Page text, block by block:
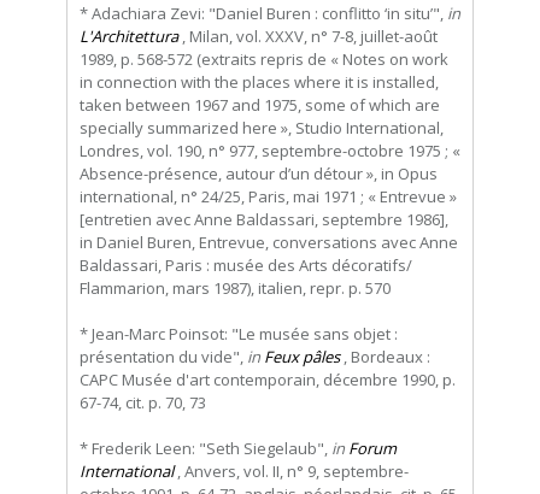
* Adachiara Zevi: "Daniel Buren : conflitto ‘in situ’", in
L'Architettura, Milan, vol. XXXV, n° 7-8, juillet-août
1989, p. 568-572 (extraits repris de « Notes on work
in connection with the places where it is installed,
taken between 1967 and 1975, some of which are
specially summarized here », Studio International,
Londres, vol. 190, n° 977, septembre-octobre 1975 ; «
Absence-présence, autour d’un détour », in Opus
international, n° 24/25, Paris, mai 1971 ; « Entrevue »
[entretien avec Anne Baldassari, septembre 1986],
in Daniel Buren, Entrevue, conversations avec Anne
Baldassari, Paris : musée des Arts décoratifs/
Flammarion, mars 1987), italien, repr. p. 570
* Jean-Marc Poinsot: "Le musée sans objet :
présentation du vide", in Feux pâles, Bordeaux :
CAPC Musée d'art contemporain, décembre 1990, p.
67-74, cit. p. 70, 73
* Frederik Leen: "Seth Siegelaub", in Forum
International, Anvers, vol. II, n° 9, septembre-